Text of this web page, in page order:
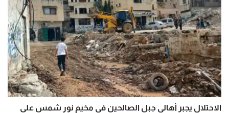
الاحتلال يجبر أهالي جبل الصالحين في مخيم نور شمس على